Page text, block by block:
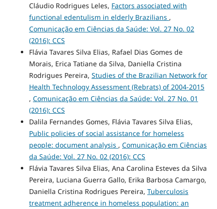
Cláudio Rodrigues Leles, Factors associated with
functional edentulism in elderly Brazilians ,
Comunicação em Ciências da Saúde: Vol. 27 No. 02
(2016): CCS
Flávia Tavares Silva Elias, Rafael Dias Gomes de
Morais, Erica Tatiane da Silva, Daniella Cristina
Rodrigues Pereira, Studies of the Brazilian Network for
Health Technology Assessment (Rebrats) of 2004‑2015
, Comunicação em Ciências da Saúde: Vol. 27 No. 01
(2016): CCS
Dalila Fernandes Gomes, Flávia Tavares Silva Elias,
Public policies of social assistance for homeless
people: document analysis , Comunicação em Ciências
da Saúde: Vol. 27 No. 02 (2016): CCS
Flávia Tavares Silva Elias, Ana Carolina Esteves da Silva
Pereira, Luciana Guerra Gallo, Erika Barbosa Camargo,
Daniella Cristina Rodrigues Pereira, Tuberculosis
treatment adherence in homeless population: an